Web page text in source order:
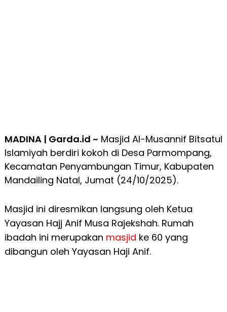
MADINA | Garda.id ~ Masjid Al-Musannif Bitsatul
Islamiyah berdiri kokoh di Desa Parmompang,
Kecamatan Penyambungan Timur, Kabupaten
Mandailing Natal, Jumat (24/10/2025).
Masjid ini diresmikan langsung oleh Ketua
Yayasan Hajj Anif Musa Rajekshah. Rumah
ibadah ini merupakan masjid ke 60 yang
dibangun oleh Yayasan Haji Anif.